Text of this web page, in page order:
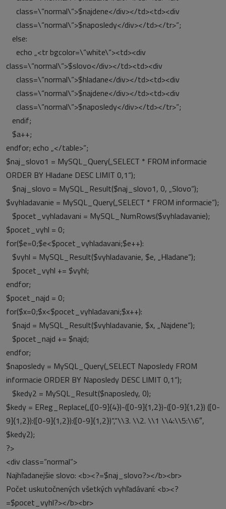
class=\“normal\“>$najdene</div></td><td><div
class=\“normal\“>$naposledy</div></td></tr>“;
else:
echo „<tr bgcolor=\“white\“><td><div
class=\“normal\“>$slovo</div></td><td><div
class=\“normal\“>$hladane</div></td><td><div
class=\“normal\“>$najdene</div></td><td><div
class=\“normal\“>$naposledy</div></td></tr>“;
endif;
$a++;
endfor; echo „</table>“;
$naj_slovo1 = MySQL_Query(„SELECT * FROM informacie
ORDER BY Hladane DESC LIMIT 0,1“);
$naj_slovo = MySQL_Result($naj_slovo1, 0, „Slovo“);
$vyhladavanie = MySQL_Query(„SELECT * FROM informacie“);
$pocet_vyhladavani = MySQL_NumRows($vyhladavanie);
$pocet_vyhl = 0;
for($e=0;$e<$pocet_vyhladavani;$e++):
$vyhl = MySQL_Result($vyhladavanie, $e, „Hladane“);
$pocet_vyhl += $vyhl;
endfor;
$pocet_najd = 0;
for($x=0;$x<$pocet_vyhladavani;$x++):
$najd = MySQL_Result($vyhladavanie, $x, „Najdene“);
$pocet_najd += $najd;
endfor;
$naposledy = MySQL_Query(„SELECT Naposledy FROM
informacie ORDER BY Naposledy DESC LIMIT 0,1“);
$kedy2 = MySQL_Result($naposledy, 0);
$kedy = EReg_Replace(„([0-9]{4})-([0-9]{1,2})-([0-9]{1,2}) ([0-
9]{1,2}):([0-9]{1,2}):([0-9]{1,2})“,“\\3. \\2. \\1 \\4:\\5:\\6″,
$kedy2);
?>
<div class=“normal“>
Najhľadanejšie slovo: <b><?=$naj_slovo?></b><br>
Počet uskutočnených všetkých vyhľadávaní: <b><?
=$pocet_vyhl?></b><br>